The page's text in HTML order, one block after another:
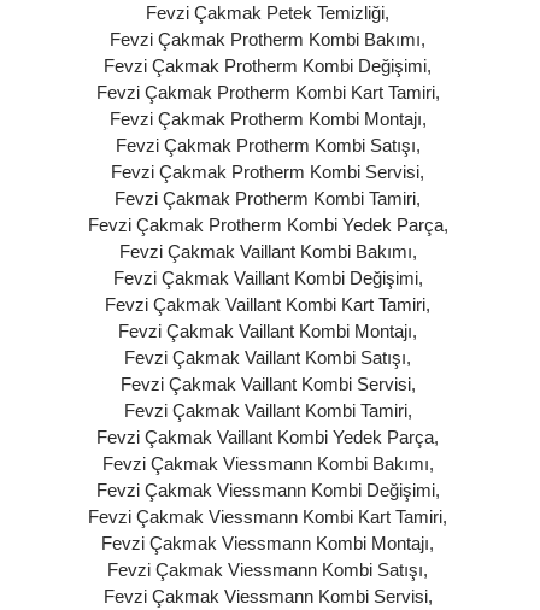
Fevzi Çakmak Petek Temizliği,
Fevzi Çakmak Protherm Kombi Bakımı,
Fevzi Çakmak Protherm Kombi Değişimi,
Fevzi Çakmak Protherm Kombi Kart Tamiri,
Fevzi Çakmak Protherm Kombi Montajı,
Fevzi Çakmak Protherm Kombi Satışı,
Fevzi Çakmak Protherm Kombi Servisi,
Fevzi Çakmak Protherm Kombi Tamiri,
Fevzi Çakmak Protherm Kombi Yedek Parça,
Fevzi Çakmak Vaillant Kombi Bakımı,
Fevzi Çakmak Vaillant Kombi Değişimi,
Fevzi Çakmak Vaillant Kombi Kart Tamiri,
Fevzi Çakmak Vaillant Kombi Montajı,
Fevzi Çakmak Vaillant Kombi Satışı,
Fevzi Çakmak Vaillant Kombi Servisi,
Fevzi Çakmak Vaillant Kombi Tamiri,
Fevzi Çakmak Vaillant Kombi Yedek Parça,
Fevzi Çakmak Viessmann Kombi Bakımı,
Fevzi Çakmak Viessmann Kombi Değişimi,
Fevzi Çakmak Viessmann Kombi Kart Tamiri,
Fevzi Çakmak Viessmann Kombi Montajı,
Fevzi Çakmak Viessmann Kombi Satışı,
Fevzi Çakmak Viessmann Kombi Servisi,